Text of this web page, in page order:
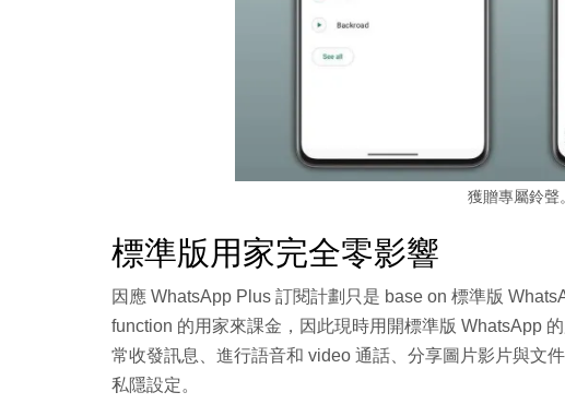
獲贈專屬鈴聲
標準版用家完全零影響
因應 WhatsApp Plus 訂閱計劃只是 base on 標準版
function 的用家來課金，因此現時用開標準版 WhatsApp
常收發訊息、進行語音和 video 通話、分享圖片影片與文
私隱設定。